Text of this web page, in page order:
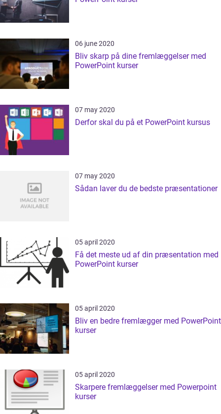
06 june 2020
Bliv skarp på dine fremlæggelser med
PowerPoint kurser
07 may 2020
Derfor skal du på et PowerPoint kursus
07 may 2020
Sådan laver du de bedste præsentationer
05 april 2020
Få det meste ud af din præsentation med
PowerPoint kurser
05 april 2020
Bliv en bedre fremlægger med PowerPoint
kurser
05 april 2020
Skarpere fremlæggelser med Powerpoint
kurser